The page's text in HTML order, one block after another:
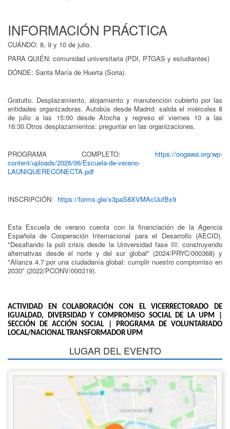
INFORMACIÓN PRÁCTICA
CUÁNDO: 8, 9 y 10 de julio.
PARA QUIÉN: comunidad universitaria (PDI, PTGAS y estudiantes)
DÓNDE: Santa María de Huerta (Soria).
Gratuito. Desplazamiento, alojamiento y manutención cubierto por las
entidades organizadoras. Autobús desde Madrid: salida el miércoles 8
de julio a las 15:00 desde Atocha y regreso el viernes 10 a las
16:30.Otros desplazamientos: preguntar en las organizaciones.
PROGRAMA COMPLETO: https://ongawa.org/wp-
content/uploads/2026/06/Escuela-de-verano-
LAUNIQUERECONECTA.pdf
INSCRIPCIÓN: https://forms.gle/x3paS8XVMAcUufBx9
Esta Escuela de verano cuenta con la financiación de la Agencia
Española de Cooperación Internacional para el Desarrollo (AECID).
"Desafiando la poli crisis desde la Universidad fase III: construyendo
alternativas desde el norte y del sur global" (2024/PRYC/000368) y
"Alianza 4.7 por una ciudadanía global: cumplir nuestro compromiso en
2030" (2022/PCONV/000319).
ACTIVIDAD EN COLABORACIÓN CON EL VICERRECTORADO DE
IGUALDAD, DIVERSIDAD Y COMPROMISO SOCIAL DE LA UPM |
SECCIÓN DE ACCIÓN SOCIAL | PROGRAMA DE VOLUNTARIADO
LOCAL/NACIONAL TRANSFORMADOR UPM
LUGAR DEL EVENTO